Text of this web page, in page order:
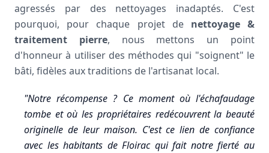
agressés par des nettoyages inadaptés. C'est
pourquoi, pour chaque projet de nettoyage &
traitement pierre, nous mettons un point
d'honneur à utiliser des méthodes qui "soignent" le
bâti, fidèles aux traditions de l'artisanat local.
"Notre récompense ? Ce moment où l'échafaudage
tombe et où les propriétaires redécouvrent la beauté
originelle de leur maison. C'est ce lien de confiance
avec les habitants de Floirac qui fait notre fierté au